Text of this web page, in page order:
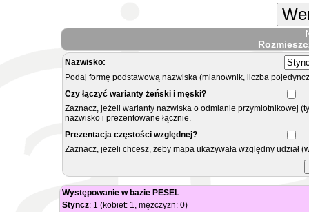
Nazwisko:
Podaj formę podstawową nazwiska (mianownik, liczba
Czy łączyć warianty żeński i męski?
Zaznacz, jeżeli warianty nazwiska o odmianie przymiotnikowej
nazwisko i prezentowane łącznie.
Prezentacja częstości względnej?
Zaznacz, jeżeli chcesz, żeby mapa ukazywała względny
Występowanie w bazie PESEL
Styncz: 1 (kobiet: 1, mężczyzn: 0)